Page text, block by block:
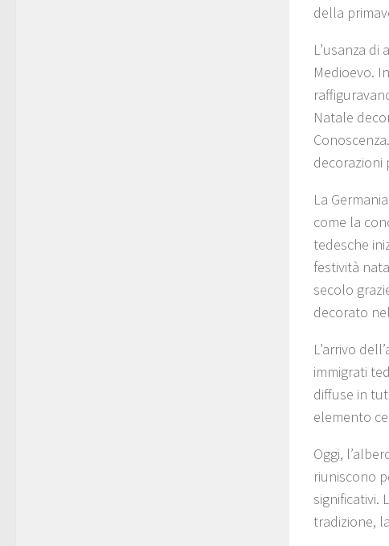
della
L’usanza
Medioevo.
Natale
decorazioni
La
come la
tedesche
festività
secolo
decorato
L’arrivo
immigrati
diffuse in
elemento
Oggi,
riuniscono
significativi.
tradizione,